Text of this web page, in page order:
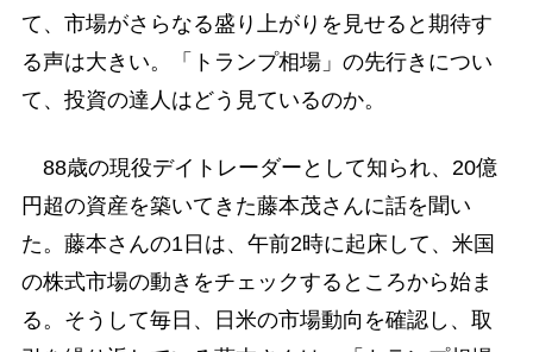
て、市場がさらなる盛り上がりを見せると期待す
る声は大きい。「トランプ相場」の先行きについ
て、投資の達人はどう見ているのか。
88歳の現役デイトレーダーとして知られ、20億
円超の資産を築いてきた藤本茂さんに話を聞い
た。藤本さんの1日は、午前2時に起床して、米国
の株式市場の動きをチェックするところから始ま
る。そうして毎日、日米の市場動向を確認し、取